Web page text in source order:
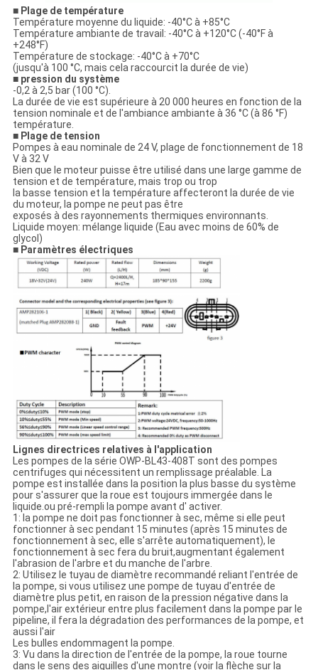
■ Plage de température
Température moyenne du liquide: -40°C à +85°C
Température ambiante de travail: -40°C à +120°C (-40°F à
+248°F)
Température de stockage: -40°C à +70°C
(jusqu'à 100 °C, mais cela raccourcit la durée de vie)
■ pression du système
-0,2 à 2,5 bar (100 °C).
La durée de vie est supérieure à 20 000 heures en fonction de la
tension nominale et de l'ambiance ambiante à 36 °C (à 86 °F)
température.
■ Plage de tension
Pompes à eau nominale de 24 V, plage de fonctionnement de 18
V à 32 V
Bien que le moteur puisse être utilisé dans une large gamme de
tension et de température, mais trop ou trop
la basse tension et la température affecteront la durée de vie
du moteur, la pompe ne peut pas être
exposés à des rayonnements thermiques environnants.
Liquide moyen: mélange liquide (Eau avec moins de 60% de
glycol)
■ Paramètres électriques
Lignes directrices relatives à l'application
Les pompes de la série OWP-BL43-408T sont des pompes
centrifuges qui nécessitent un remplissage préalable. La
pompe est installée dans la position la plus basse du système
pour s'assurer que la roue est toujours immergée dans le
liquide.ou pré-rempli la pompe avant d' activer.
1: la pompe ne doit pas fonctionner à sec, même si elle peut
fonctionner à sec pendant 15 minutes (après 15 minutes de
fonctionnement à sec, elle s'arrête automatiquement), le
fonctionnement à sec fera du bruit,augmentant également
l'abrasion de l'arbre et du manche de l'arbre.
2: Utilisez le tuyau de diamètre recommandé reliant l'entrée de
la pompe, si vous utilisez une pompe de tuyau d'entrée de
diamètre plus petit, en raison de la pression négative dans la
pompe,l'air extérieur entre plus facilement dans la pompe par le
pipeline, il fera la dégradation des performances de la pompe, et
aussi l'air
Les bulles endommagent la pompe.
3: Vu dans la direction de l'entrée de la pompe, la roue tourne
dans le sens des aiguilles d'une montre (voir la flèche sur la